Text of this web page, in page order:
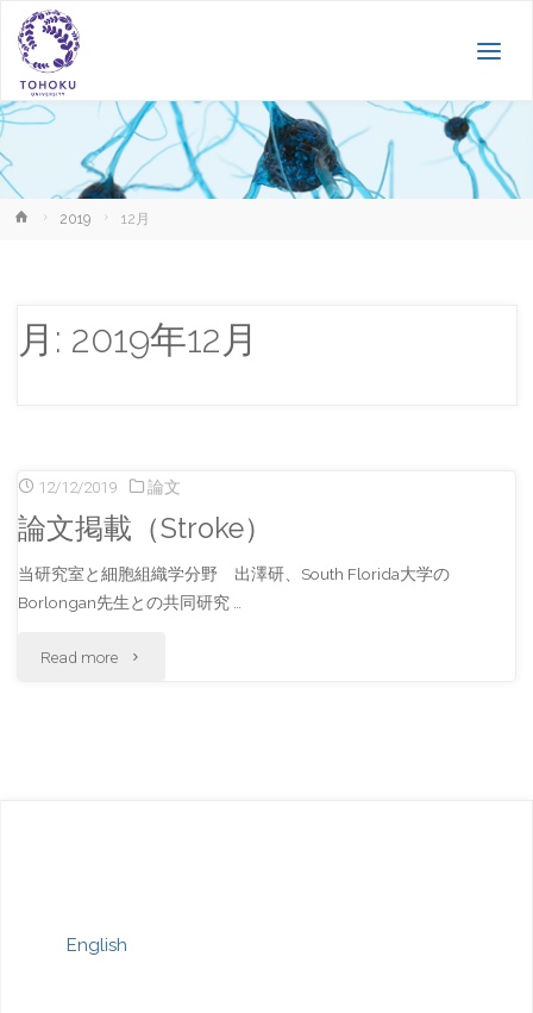
ホ
2019 12月
月: 2019年12月
12/12/2019 論文
論文掲載（Stroke）
当研究室と細胞組織学分野 出澤研、South Florida大学の
Borlongan先生との共同研究 …
Read more "論
English